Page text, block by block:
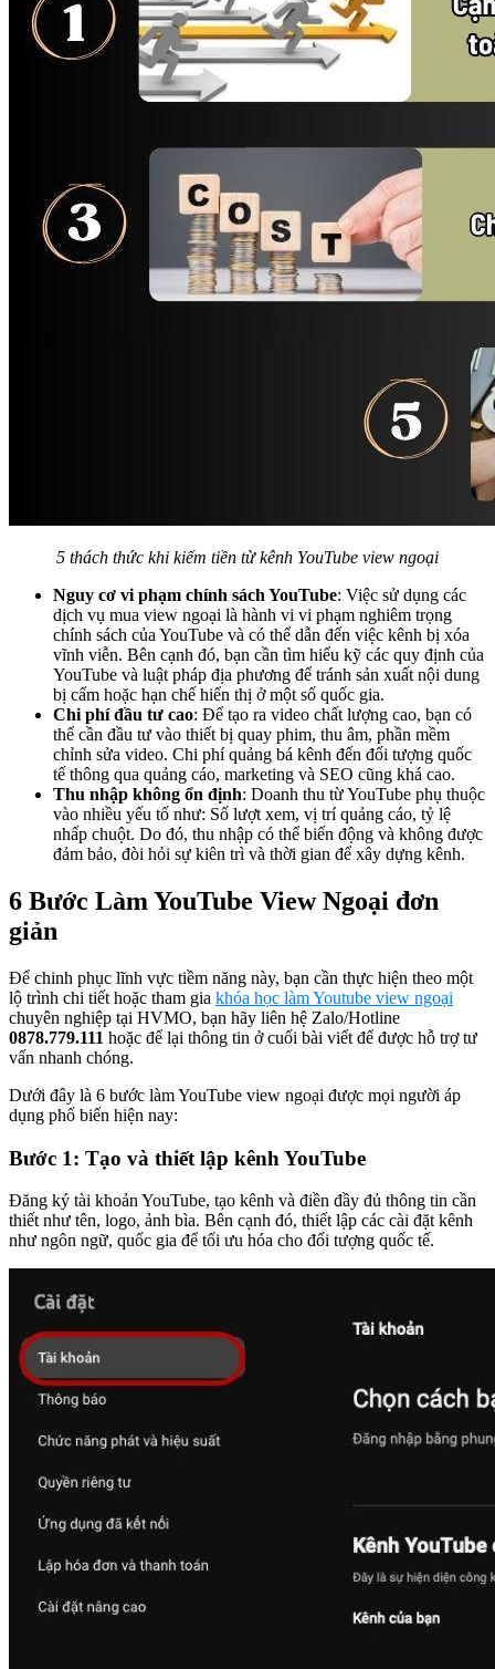
5 thách thức khi kiếm tiền từ kênh YouTube view ngoại
Nguy cơ vi phạm chính sách YouTube: Việc sử dụng các
dịch vụ mua view ngoại là hành vi vi phạm nghiêm trọng
chính sách của YouTube và có thể dẫn đến việc kênh bị xóa
vĩnh viễn. Bên cạnh đó, bạn cần tìm hiểu kỹ các quy định của
YouTube và luật pháp địa phương để tránh sản xuất nội dung
bị cấm hoặc hạn chế hiển thị ở một số quốc gia.
Chi phí đầu tư cao: Để tạo ra video chất lượng cao, bạn có
thể cần đầu tư vào thiết bị quay phim, thu âm, phần mềm
chỉnh sửa video. Chi phí quảng bá kênh đến đối tượng quốc
tế thông qua quảng cáo, marketing và SEO cũng khá cao.
Thu nhập không ổn định: Doanh thu từ YouTube phụ thuộc
vào nhiều yếu tố như: Số lượt xem, vị trí quảng cáo, tỷ lệ
nhấp chuột. Do đó, thu nhập có thể biến động và không được
đảm bảo, đòi hỏi sự kiên trì và thời gian để xây dựng kênh.
6 Bước Làm YouTube View Ngoại đơn
giản
Để chinh phục lĩnh vực tiềm năng này, bạn cần thực hiện theo một
lộ trình chi tiết hoặc tham gia khóa học làm Youtube view ngoại
chuyên nghiệp tại HVMO, bạn hãy liên hệ Zalo/Hotline
0878.779.111 hoặc để lại thông tin ở cuối bài viết để được hỗ trợ tư
vấn nhanh chóng.
Dưới đây là 6 bước làm YouTube view ngoại được mọi người áp
dụng phổ biến hiện nay:
Bước 1: Tạo và thiết lập kênh YouTube
Đăng ký tài khoản YouTube, tạo kênh và điền đầy đủ thông tin cần
thiết như tên, logo, ảnh bìa. Bên cạnh đó, thiết lập các cài đặt kênh
như ngôn ngữ, quốc gia để tối ưu hóa cho đối tượng quốc tế.